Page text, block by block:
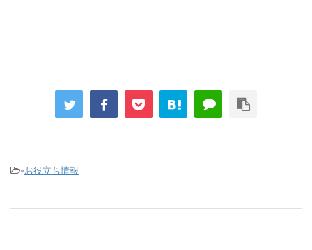
-お役立ち情報